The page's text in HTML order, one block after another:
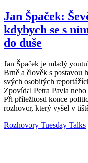
Jan Špaček:
kdybych se s
do duše
Jan Špaček je mladý
Brně a člověk s postavou
svých osobitých
Zpovídal Petra Pavla
Při příležitosti konce
rozhovor, který vyšel v
Rozhovory Tuesday Talks